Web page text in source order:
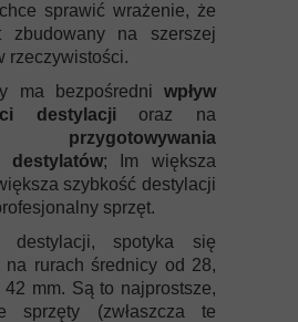
sprawić wrażenie, że
zbudowany na szerszej
rzeczywistości.
ma bezpośredni wpływ
destylacji oraz na
przygotowywania
destylatów; Im większa
szybkość destylacji
sprzęt.
destylacji, spotyka się
na rurach średnicy od 28,
mm. Są to najprostsze,
sprzęty (zwłaszcza te